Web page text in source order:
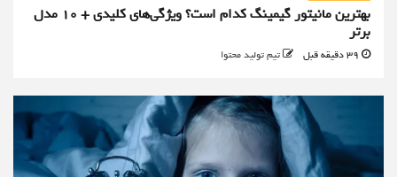
بهترین مانیتور گیمینگ کدام است؟ ویژگی‌های کلیدی + 10 مدل
برتر
تیم تولید محتوا